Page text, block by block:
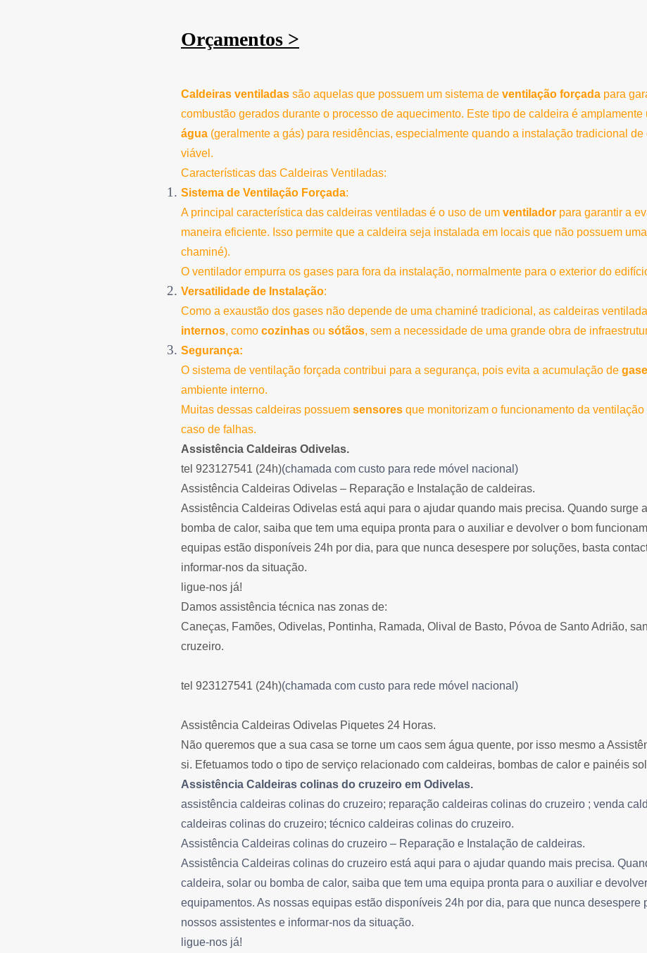
Orçamentos >
Caldeiras ventiladas são aquelas que possuem um sistema de ventilação forçada para
combustão gerados durante o processo de aquecimento. Este tipo de caldeira é
água (geralmente a gás) para residências, especialmente quando a instalação tradicional
viável.
Características das Caldeiras Ventiladas:
Sistema de Ventilação Forçada:
A principal característica das caldeiras ventiladas é o uso de um ventilador para garantir a
maneira eficiente. Isso permite que a caldeira seja instalada em locais que não possuem
chaminé).
O ventilador empurra os gases para fora da instalação, normalmente para o exterior do
Versatilidade de Instalação:
Como a exaustão dos gases não depende de uma chaminé tradicional, as caldeiras
internos, como cozinhas ou sótãos, sem a necessidade de uma grande obra de
Segurança:
O sistema de ventilação forçada contribui para a segurança, pois evita a acumulação de
ambiente interno.
Muitas dessas caldeiras possuem sensores que monitorizam o funcionamento da
caso de falhas.
Assistência Caldeiras Odivelas.
tel 923127541 (24h)(chamada com custo para rede móvel nacional)
Assistência Caldeiras Odivelas – Reparação e Instalação de caldeiras.
Assistência Caldeiras Odivelas está aqui para o ajudar quando mais precisa. Quando surge
bomba de calor, saiba que tem uma equipa pronta para o auxiliar e devolver o bom
equipas estão disponíveis 24h por dia, para que nunca desespere por soluções, basta
informar-nos da situação.
ligue-nos já!
Damos assistência técnica nas zonas de:
Caneças, Famões, Odivelas, Pontinha, Ramada, Olival de Basto, Póvoa de Santo Adrião,
cruzeiro.
tel 923127541 (24h)(chamada com custo para rede móvel nacional)
Assistência Caldeiras Odivelas Piquetes 24 Horas.
Não queremos que a sua casa se torne um caos sem água quente, por isso mesmo a
si. Efetuamos todo o tipo de serviço relacionado com caldeiras, bombas de calor e painéis
Assistência Caldeiras colinas do cruzeiro em Odivelas.
assistência caldeiras colinas do cruzeiro; reparação caldeiras colinas do cruzeiro ; venda
caldeiras colinas do cruzeiro; técnico caldeiras colinas do cruzeiro.
Assistência Caldeiras colinas do cruzeiro – Reparação e Instalação de caldeiras.
Assistência Caldeiras colinas do cruzeiro está aqui para o ajudar quando mais precisa.
caldeira, solar ou bomba de calor, saiba que tem uma equipa pronta para o auxiliar e
equipamentos. As nossas equipas estão disponíveis 24h por dia, para que nunca desespere
nossos assistentes e informar-nos da situação.
ligue-nos já!